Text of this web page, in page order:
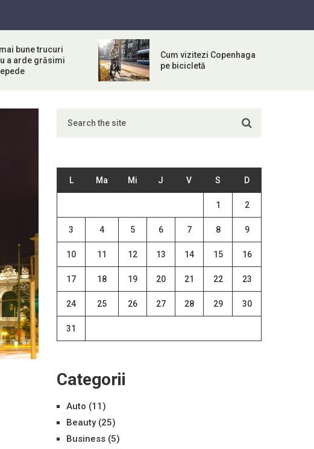
bune trucuri
a arde grăsimi
Cum vizitezi Copenhaga
pe bicicletă
L Ma Mi J V S D
1 2
3 4 5 6 7 8 9
10 11 12 13 14 15 16
17 18 19 20 21 22 23
24 25 26 27 28 29 30
31
Categorii
Auto (11)
Beauty(25)
Business (5)